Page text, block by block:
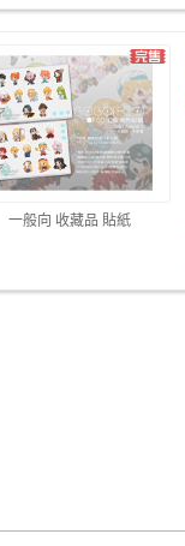
一般向 收藏品 貼紙